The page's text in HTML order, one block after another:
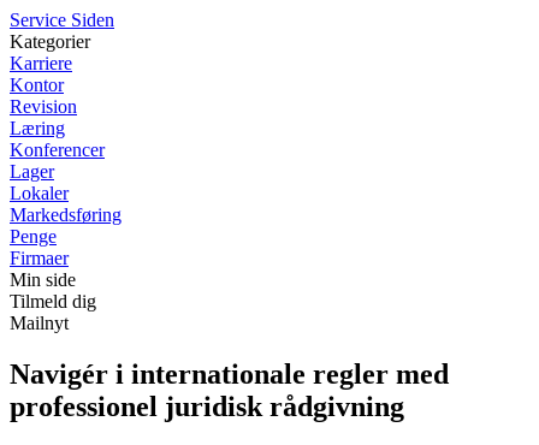
Service Siden
Kategorier
Karriere
Kontor
Revision
Læring
Konferencer
Lager
Lokaler
Markedsføring
Penge
Firmaer
Min side
Tilmeld dig
Mailnyt
Navigér i internationale regler med
professionel juridisk rådgivning